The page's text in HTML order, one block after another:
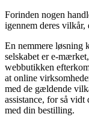
Forinden nogen
igennem deres
En nemmere løsning
selskabet er e-
webbutikken
at online
med de gældende
assistance, for så
med din bestilling.